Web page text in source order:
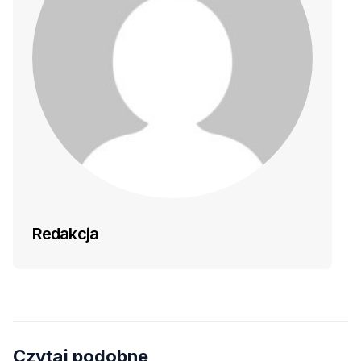
Redakcja
Czytaj podobne